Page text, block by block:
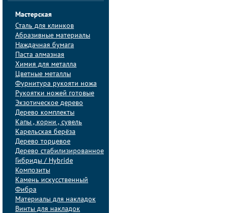
Мастерская
Сталь для клинков
Абразивные материалы
Наждачная бумага
Паста алмазная
Химия для металла
Цветные металлы
Фурнитура рукояти ножа
Рукоятки ножей готовые
Экзотическое дерево
Дерево комплекты
Капы , корни , сувель
Карельская берёза
Дерево торцевое
Дерево стабилизированное
Гибриды / Hybride
Композиты
Камень искусственный
Фибра
Материалы для накладок
Винты для накладок